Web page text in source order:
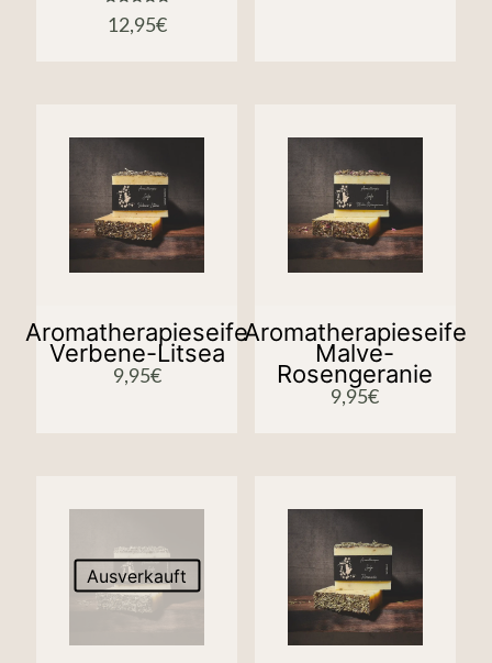
mit
5.00
12,95€
Aromatherapieseife
Verbene-Litsea
9,95€
Aromatherapieseife
Malve-
Rosengeranie
9,95€
Ausverkauft